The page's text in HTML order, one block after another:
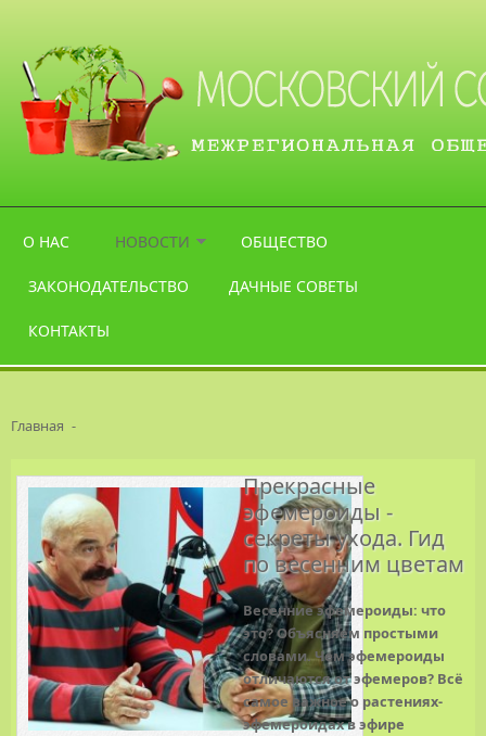
О НАС НОВОСТИ ОБЩЕСТВО
ЗАКОНОДАТЕЛЬСТВО ДАЧНЫЕ СОВЕТЫ
КОНТАКТЫ
Главная -
Прекрасные
эфемероиды -
секреты ухода. Гид
по весенним цветам
Весенние эфемероиды: что
это? Объясняем простыми
словами. Чем эфемероиды
отличаются от эфемеров? Всё
самое важное о растениях-
эфемероидах в эфире